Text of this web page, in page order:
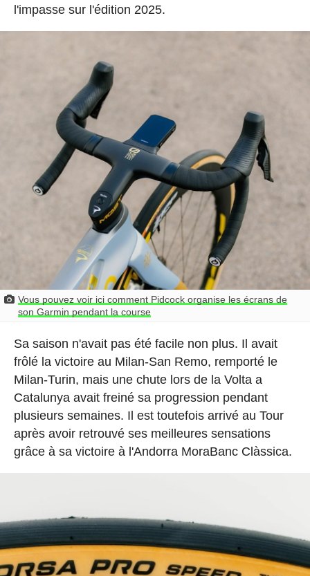
l'impasse sur l'édition 2025.
Vous pouvez voir ici comment Pidcock organise les écrans de
son Garmin pendant la course
Sa saison n'avait pas été facile non plus. Il avait
frôlé la victoire au Milan-San Remo, remporté le
Milan-Turin, mais une chute lors de la Volta a
Catalunya avait freiné sa progression pendant
plusieurs semaines. Il est toutefois arrivé au Tour
après avoir retrouvé ses meilleures sensations
grâce à sa victoire à l'Andorra MoraBanc Clàssica.